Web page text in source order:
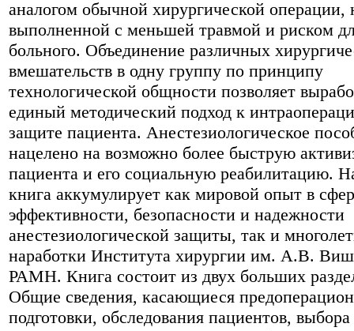
аналогом обычной хирургической операции,
выполненной с меньшей травмой и риском
больного. Объединение различных
вмешательств в одну группу по принципу
технологической общности позволяет
единый методический подход к
защите пациента. Анестезиологическое
нацелено на возможно более быструю
пациента и его социальную реабилитацию.
книга аккумулирует как мировой опыт в
эффективности, безопасности и надежности
анестезиологической защиты, так и
наработки Института хирургии им. А.В.
РАМН. Книга состоит из двух больших
Общие сведения, касающиеся
подготовки, обследования пациентов,